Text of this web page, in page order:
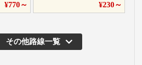
¥770～ ¥230～
その他路線一覧